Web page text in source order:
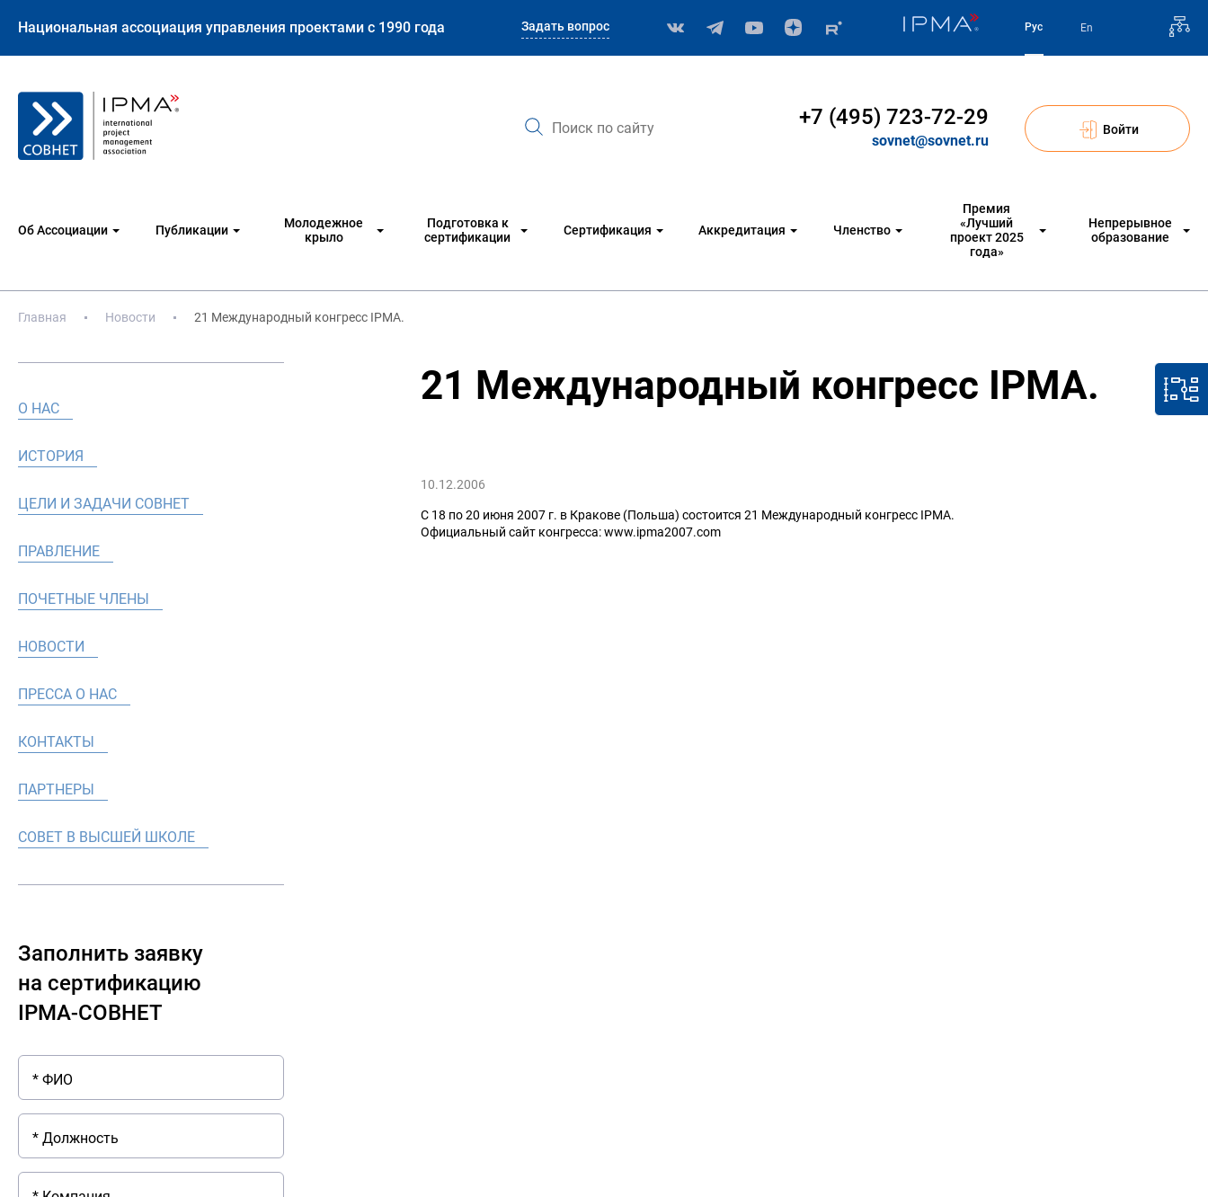
Национальная ассоциация управления проектами с 1990 года Задать вопрос Рус En
+7 (495) 723-72-29
sovnet@sovnet.ru
Войти
Об Ассоциации Публикации
Молодежное
крыло
Подготовка к
сертификации
Сертификация Аккредитация Членство
Премия
«Лучший
проект 2025
года»
Непрерывное
образование
Главная Новости 21 Международный конгресс IPMA.
О НАС
ИСТОРИЯ
ЦЕЛИ И ЗАДАЧИ СОВНЕТ
ПРАВЛЕНИЕ
ПОЧЕТНЫЕ ЧЛЕНЫ
НОВОСТИ
ПРЕССА О НАС
КОНТАКТЫ
ПАРТНЕРЫ
СОВЕТ В ВЫСШЕЙ ШКОЛЕ
Заполнить заявку
на сертификацию
IPMA-СОВНЕТ
21 Международный конгресс IPMA.
10.12.2006
С 18 по 20 июня 2007 г. в Кракове (Польша) состоится 21 Международный конгресс IPMA.
Официальный сайт конгресса: www.ipma2007.com